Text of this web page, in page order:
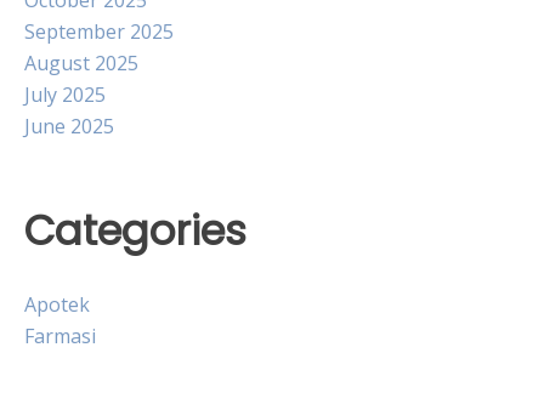
September 2025
August 2025
July 2025
June 2025
Categories
Apotek
Farmasi